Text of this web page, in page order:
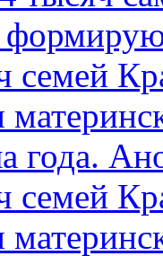
семей
года.
семей